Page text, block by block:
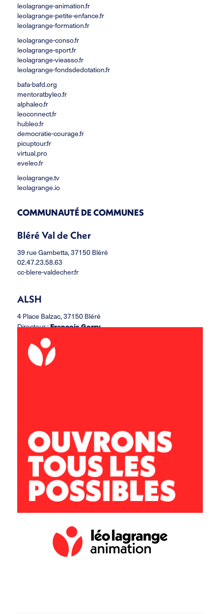
leolagrange-animation.fr
leolagrange-petite-enfance.fr
leolagrange-formation.fr
leolagrange-conso.fr
leolagrange-sport.fr
leolagrange-vieasso.fr
leolagrange-fondsdedotation.fr
bafa-bafd.org
mentoratbyleo.fr
alphaleo.fr
leoconnect.fr
hubleo.fr
democratie-courage.fr
picuptour.fr
virtual.pro
eveleo.fr
leolagrange.tv
leolagrange.io
COMMUNAUTÉ DE COMMUNES
Bléré Val de Cher
39 rue Gambetta, 37150 Bléré
02.47.23.58.63
cc-blere-valdecher.fr
ALSH
4 Place Balzac, 37150 Bléré
Directeur :François Gorry
ccbvc.alsh@leolagrange.org
02.47.30.37.06
06.11.33.47.85
07.77.49.12.09